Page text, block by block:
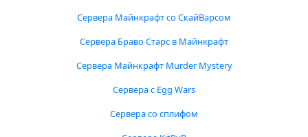
Сервера Майнкрафт со СкайВарсом
Сервера Браво Старс в Майнкрафт
Сервера Майнкрафт Murder Mystery
Сервера с Egg Wars
Сервера со сплифом